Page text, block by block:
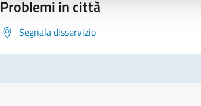
Problemi in città
Segnala disservizio